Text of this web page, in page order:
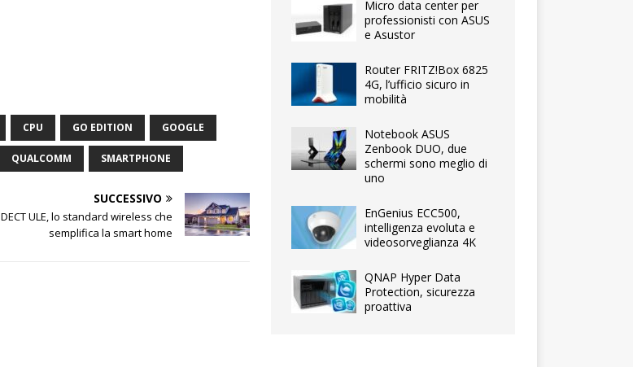
CPU GO EDITION GOOGLE
QUALCOMM SMARTPHONE
SUCCESSIVO
DECT ULE, lo standard wireless che
semplifica la smart home
Micro data center per
professionisti con ASUS
e Asustor
Router FRITZ!Box 6825
4G, l’ufficio sicuro in
mobilità
Notebook ASUS
Zenbook DUO, due
schermi sono meglio di
uno
EnGenius ECC500,
intelligenza evoluta e
videosorveglianza 4K
QNAP Hyper Data
Protection, sicurezza
proattiva